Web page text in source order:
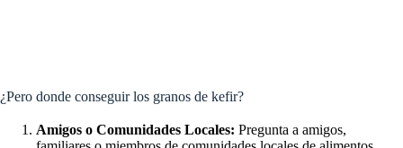
¿Pero donde conseguir los granos de kefir?
Amigos o Comunidades Locales: Pregunta a amigos,